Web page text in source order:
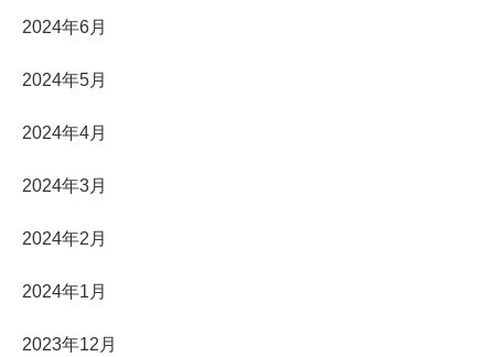
2024年6月
2024年5月
2024年4月
2024年3月
2024年2月
2024年1月
2023年12月